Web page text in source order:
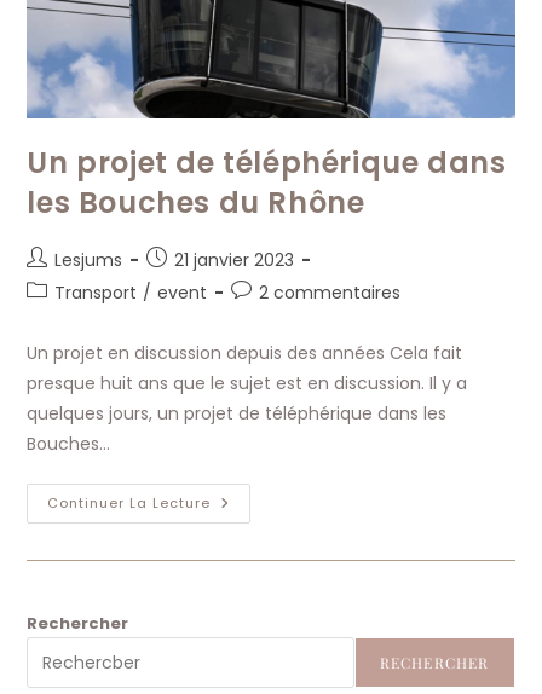
Un projet de téléphérique dans
les Bouches du Rhône
Auteur/autrice
de
Lesjums
Publication
publiée :
21 janvier 2023
PostTransport / event
Commentaires
la
publication :
2 commentaires
Un projet en discussion depuis des années Cela fait
presque huit ans que le sujet est en discussion. Il y a
quelques jours, un projet de téléphérique dans les
Bouches…
Continuer La Lecture Un
Projet
Téléphérique
Rhône
Rechercher
RECHERCHER